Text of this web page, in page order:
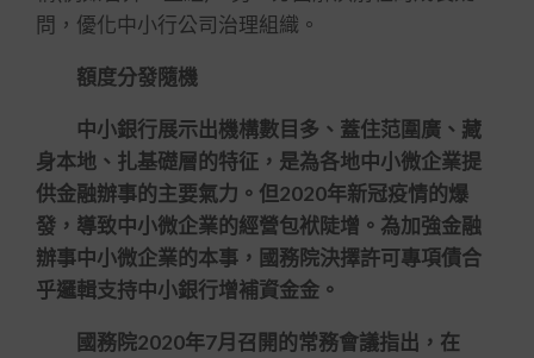
問，優化中小行公司治理組織。
額度分發隨機
中小銀行展示出機構數目多、蓋住范圍廣、藏
身本地、扎基礎層的特征，是為各地中小微企業提
供金融辦事的主要氣力。但2020年新冠疫情的爆
發，導致中小微企業的經營包袱陡增。為加強金融
辦事中小微企業的本事，國務院決擇許可專項債合
乎邏輯支持中小銀行增補資金金。
國務院2020年7月召開的常務會議指出，在